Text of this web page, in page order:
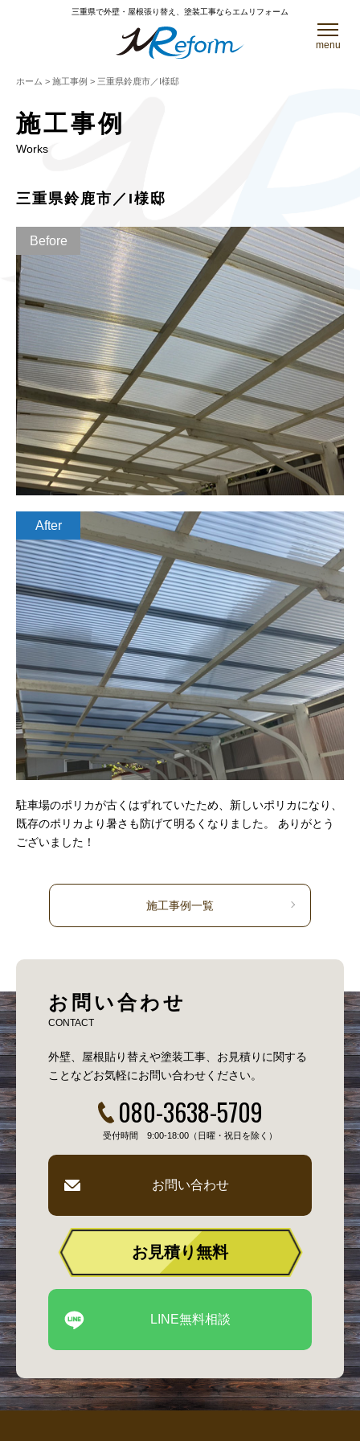
三重県で外壁・屋根張り替え、塗装工事ならエムリフォーム
menu
ホーム > 施工事例 > 三重県鈴鹿市／I様邸
施工事例
Works
三重県鈴鹿市／I様邸
Before
After
駐車場のポリカが古くはずれていたため、新しいポリカになり、
既存のポリカより暑さも防げて明るくなりました。 ありがとう
ございました！
施工事例一覧
お問い合わせ
CONTACT
外壁、屋根貼り替えや塗装工事、お見積りに関する
ことなどお気軽にお問い合わせください。
080-3638-5709
受付時間 9:00-18:00（日曜・祝日を除く）
お問い合わせ
お見積り無料
LINE無料相談